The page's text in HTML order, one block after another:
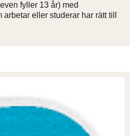
fyller 13 år) med
eller studerar har rätt till